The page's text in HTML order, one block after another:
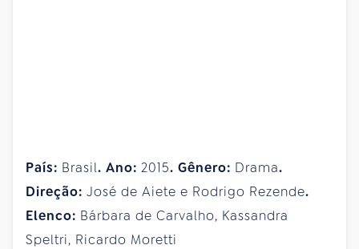
País: Brasil. Ano: 2015. Gênero: Drama.
Direção: José de Aiete e Rodrigo Rezende.
Elenco: Bárbara de Carvalho, Kassandra
Speltri, Ricardo Moretti